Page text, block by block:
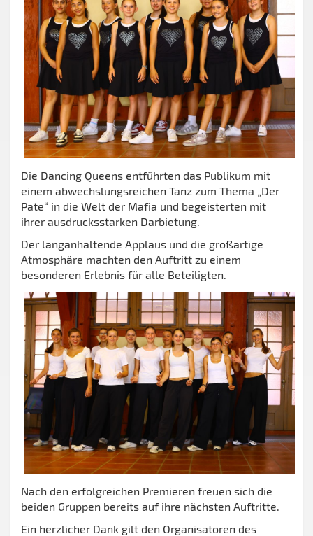
Die Dancing Queens entführten das Publikum mit
einem abwechslungsreichen Tanz zum Thema „Der
Pate“ in die Welt der Mafia und begeisterten mit
ihrer ausdrucksstarken Darbietung.
Der langanhaltende Applaus und die großartige
Atmosphäre machten den Auftritt zu einem
besonderen Erlebnis für alle Beteiligten.
Nach den erfolgreichen Premieren freuen sich die
beiden Gruppen bereits auf ihre nächsten Auftritte.
Ein herzlicher Dank gilt den Organisatoren des